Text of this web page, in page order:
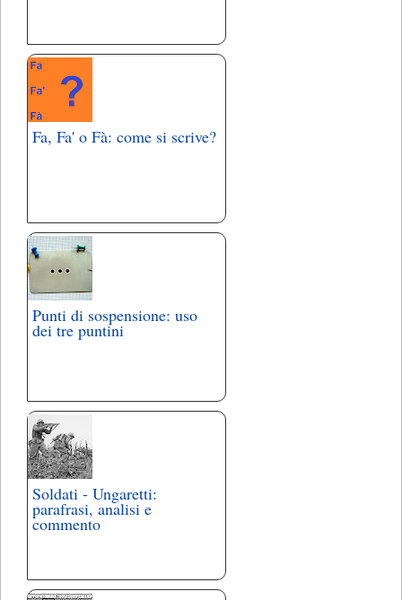
Fa, Fa' o Fà: come si scrive?
Punti di sospensione: uso
dei tre puntini
Soldati - Ungaretti:
parafrasi, analisi e
commento